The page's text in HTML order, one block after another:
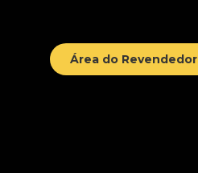
Área do Revendedor